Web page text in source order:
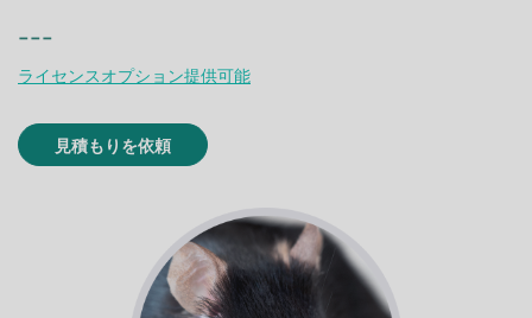
---
ライセンスオプション提供可能
見積もりを依頼